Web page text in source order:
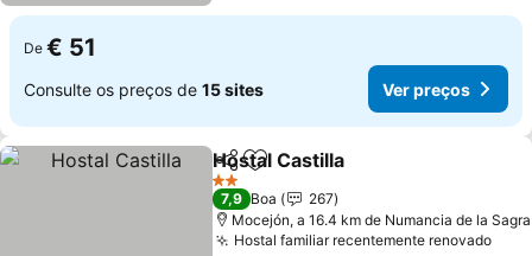
De € 51
Consulte os preços de 15 sites Ver preços
PartilharAdicionar aos favoritos
Hostal Castilla
2 Estrelas
7,9 Boa
267
Mocejón, a 16.4 km de Numancia de la Sagra
Hostal familiar recentemente renovado